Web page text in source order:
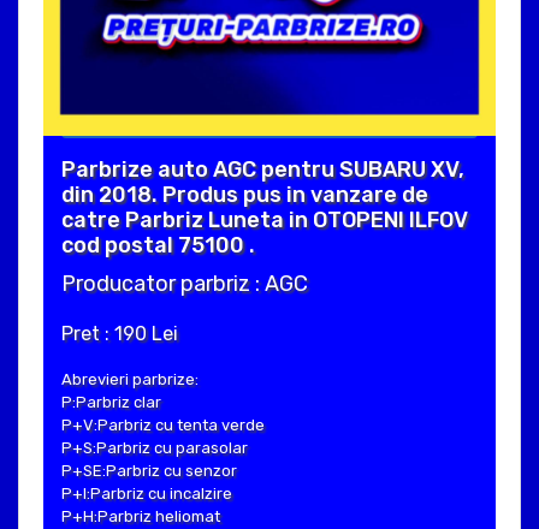
Parbrize auto AGC pentru SUBARU XV,
din 2018. Produs pus in vanzare de
catre Parbriz Luneta in OTOPENI ILFOV
cod postal 75100 .
Producator parbriz : AGC
Pret : 190 Lei
Abrevieri parbrize:
P:Parbriz clar
P+V:Parbriz cu tenta verde
P+S:Parbriz cu parasolar
P+SE:Parbriz cu senzor
P+I:Parbriz cu incalzire
P+H:Parbriz heliomat